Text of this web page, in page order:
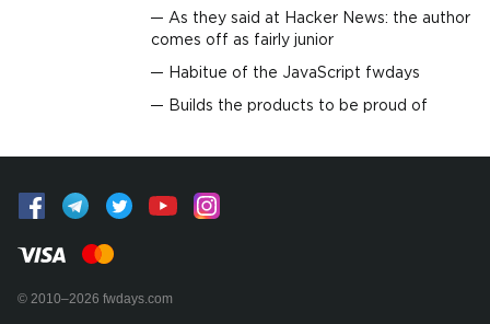
As they said at Hacker News: the author
comes off as fairly junior
Habitue of the JavaScript fwdays
Builds the products to be proud of
© 2010–2026 fwdays.com